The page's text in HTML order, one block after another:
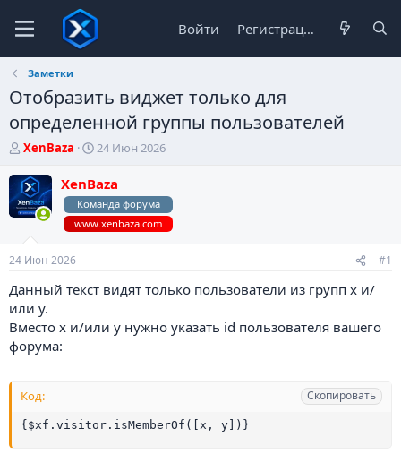
Войти Регистрация
Заметки
Отобразить виджет только для
определенной группы пользователей
А
т
о
р
м
XenBaza
Д
т
а
н
а
ч
а
24 Июн 2026
XenBaza
Команда форума
www.xenbaza.com
24 Июн 2026 #1
Данный текст видят только пользователи из групп x и/
или y.
Вместо x и/или y нужно указать id пользователя вашего
форума:
Код: Скопировать
{$xf.visitor.isMemberOf([x, y])}